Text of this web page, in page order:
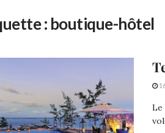
: boutique-hôtel
Le